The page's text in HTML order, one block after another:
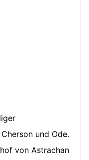
und Odessa
von Astrachan